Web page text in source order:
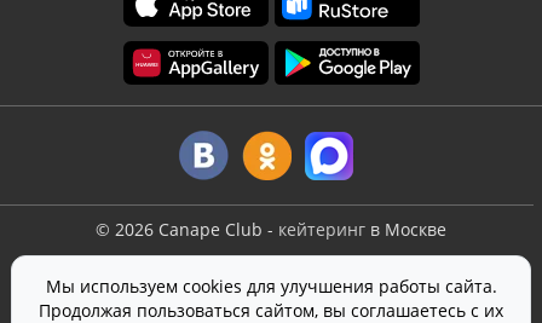
© 2026 Canape Club - кейтеринг в Москве
Политика конфиденциальности
Согласие на обработку персональных данных
Мы используем cookies для улучшения работы сайта.
Продолжая пользоваться сайтом, вы соглашаетесь с их